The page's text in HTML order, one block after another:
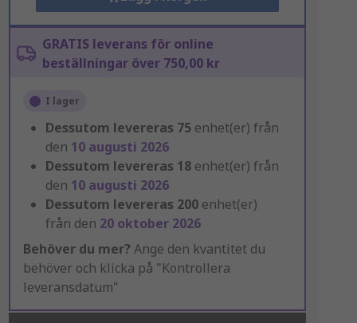
GRATIS leverans för online
beställningar över 750,00 kr
I lager
Dessutom levereras 75 enhet(er) från
den 10 augusti 2026
Dessutom levereras 18 enhet(er) från
den 10 augusti 2026
Dessutom levereras 200 enhet(er)
från den 20 oktober 2026
Behöver du mer? Ange den kvantitet du
behöver och klicka på "Kontrollera
leveransdatum"